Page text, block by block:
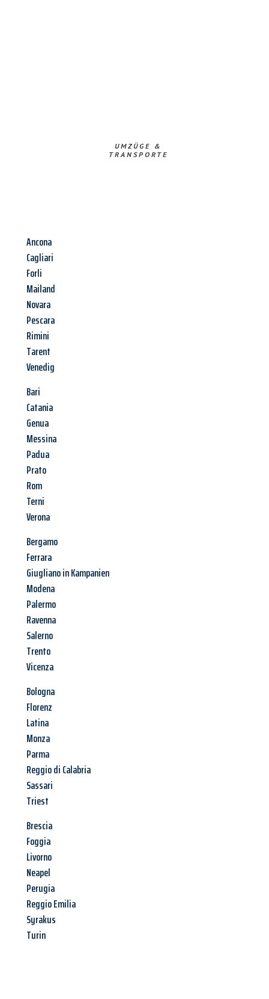
UMZÜGE &
TRANSPORTE
Ancona
Cagliari
Forli
Mailand
Novara
Pescara
Rimini
Tarent
Venedig
Bari
Catania
Genua
Messina
Padua
Prato
Rom
Terni
Verona
Bergamo
Ferrara
Giugliano in Kampanien
Modena
Palermo
Ravenna
Salerno
Trento
Vicenza
Bologna
Florenz
Latina
Monza
Parma
Reggio di Calabria
Sassari
Triest
Brescia
Foggia
Livorno
Neapel
Perugia
Reggio Emilia
Syrakus
Turin